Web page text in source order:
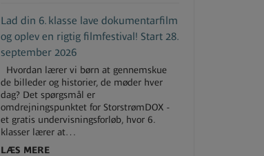
Lad din 6. klasse lave dokumentarfilm
og oplev en rigtig filmfestival! Start 28.
september 2026
Hvordan lærer vi børn at gennemskue
de billeder og historier, de møder hver
dag? Det spørgsmål er
omdrejningspunktet for StorstrømDOX -
et gratis undervisningsforløb, hvor 6.
klasser lærer at…
LÆS MERE